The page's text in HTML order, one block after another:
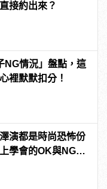
接約出來？
NG情況」盤點，這
裡默默扣分！
演都是時尚恐怖份
學會的OK與NG穿